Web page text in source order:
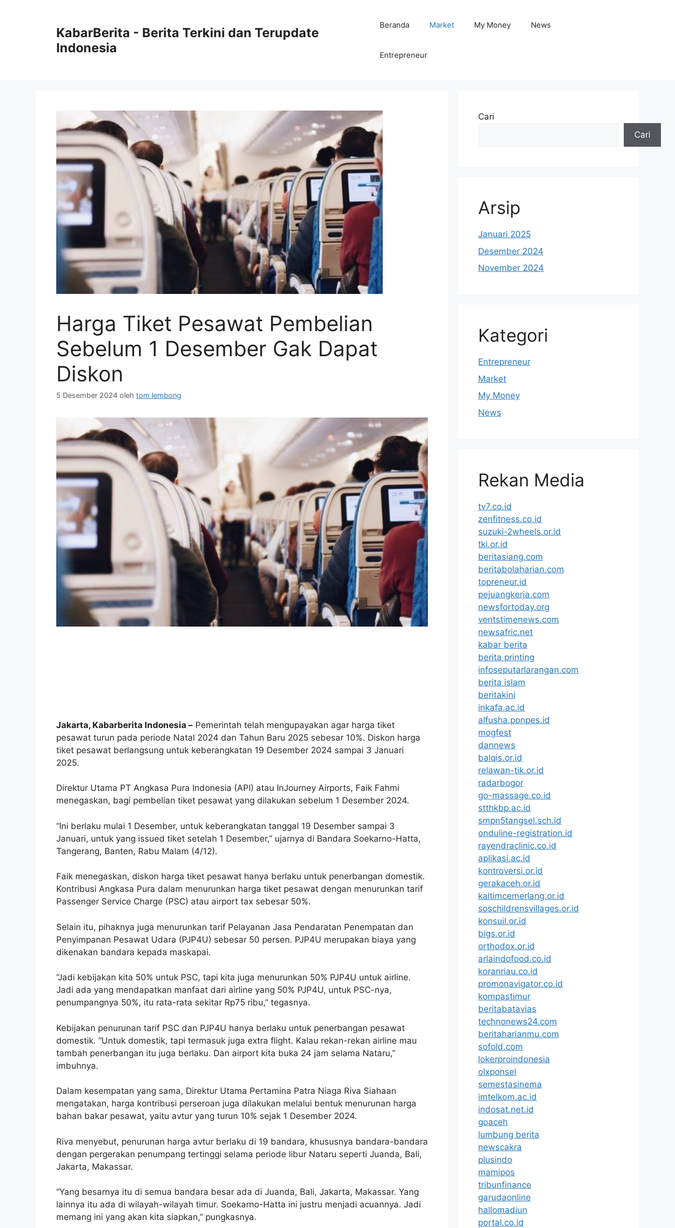
KabarBerita - Berita Terkini dan Terupdate
Indonesia
Beranda Market My Money News
Entrepreneur
Harga Tiket Pesawat Pembelian
Sebelum 1 Desember Gak Dapat
Diskon
5 Desember 2024 oleh tom lembong
Jakarta, Kabarberita Indonesia – Pemerintah telah mengupayakan agar harga tiket
pesawat turun pada periode Natal 2024 dan Tahun Baru 2025 sebesar 10%. Diskon harga
tiket pesawat berlangsung untuk keberangkatan 19 Desember 2024 sampai 3 Januari
2025.
Direktur Utama PT Angkasa Pura Indonesia (API) atau InJourney Airports, Faik Fahmi
menegaskan, bagi pembelian tiket pesawat yang dilakukan sebelum 1 Desember 2024.
“Ini berlaku mulai 1 Desember, untuk keberangkatan tanggal 19 Desember sampai 3
Januari, untuk yang issued tiket setelah 1 Desember,” ujarnya di Bandara Soekarno-Hatta,
Tangerang, Banten, Rabu Malam (4/12).
Faik menegaskan, diskon harga tiket pesawat hanya berlaku untuk penerbangan domestik.
Kontribusi Angkasa Pura dalam menurunkan harga tiket pesawat dengan menurunkan tarif
Passenger Service Charge (PSC) atau airport tax sebesar 50%.
Selain itu, pihaknya juga menurunkan tarif Pelayanan Jasa Pendaratan Penempatan dan
Penyimpanan Pesawat Udara (PJP4U) sebesar 50 persen. PJP4U merupakan biaya yang
dikenakan bandara kepada maskapai.
“Jadi kebijakan kita 50% untuk PSC, tapi kita juga menurunkan 50% PJP4U untuk airline.
Jadi ada yang mendapatkan manfaat dari airline yang 50% PJP4U, untuk PSC-nya,
penumpangnya 50%, itu rata-rata sekitar Rp75 ribu,” tegasnya.
Kebijakan penurunan tarif PSC dan PJP4U hanya berlaku untuk penerbangan pesawat
domestik. “Untuk domestik, tapi termasuk juga extra flight. Kalau rekan-rekan airline mau
tambah penerbangan itu juga berlaku. Dan airport kita buka 24 jam selama Nataru,”
imbuhnya.
Dalam kesempatan yang sama, Direktur Utama Pertamina Patra Niaga Riva Siahaan
mengatakan, harga kontribusi perseroan juga dilakukan melalui bentuk menurunan harga
bahan bakar pesawat, yaitu avtur yang turun 10% sejak 1 Desember 2024.
Riva menyebut, penurunan harga avtur berlaku di 19 bandara, khususnya bandara-bandara
dengan pergerakan penumpang tertinggi selama periode libur Nataru seperti Juanda, Bali,
Jakarta, Makassar.
“Yang besarnya itu di semua bandara besar ada di Juanda, Bali, Jakarta, Makassar. Yang
lainnya itu ada di wilayah-wilayah timur. Soekarno-Hatta ini justru menjadi acuannya. Jadi
memang ini yang akan kita siapkan,” pungkasnya.
Cari
Cari
Arsip
Januari 2025
Desember 2024
November 2024
Kategori
Entrepreneur
Market
My Money
News
Rekan Media
tv7.co.id
zenfitness.co.id
suzuki-2wheels.or.id
tki.or.id
beritasiang.com
beritabolaharian.com
topreneur.id
pejuangkerja.com
newsfortoday.org
ventstimenews.com
newsafric.net
kabar berita
berita printing
infoseputarlarangan.com
berita islam
beritakini
inkafa.ac.id
alfusha.ponpes.id
mogfest
dannews
balqis.or.id
relawan-tik.or.id
radarbogor
go-massage.co.id
stthkbp.ac.id
smpn5tangsel.sch.id
onduline-registration.id
rayendraclinic.co.id
aplikasi.ac.id
kontroversi.or.id
gerakaceh.or.id
kaltimcemerlang.or.id
soschildrensvillages.or.id
konsuil.or.id
bigs.or.id
orthodox.or.id
arlaindofood.co.id
koranriau.co.id
promonavigator.co.id
kompastimur
beritabatavias
technonews24.com
beritaharianmu.com
sofold.com
lokerproindonesia
olxponsel
semestasinema
imtelkom.ac.id
indosat.net.id
goaceh
lumbung berita
newscakra
plusindo
mamipos
tribunfinance
garudaonline
hallomadiun
portal.co.id